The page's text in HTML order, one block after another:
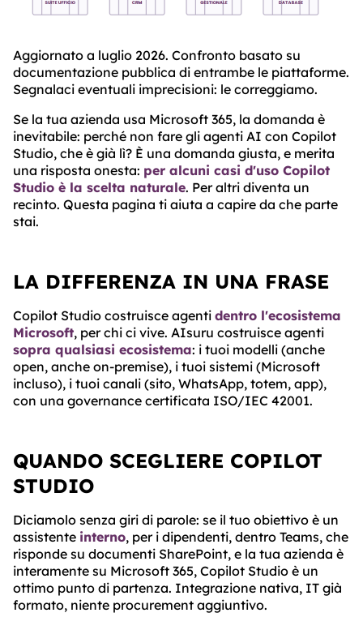
Aggiornato a luglio 2026. Confronto basato su
documentazione pubblica di entrambe le piattaforme.
Segnalaci eventuali imprecisioni: le correggiamo.
Se la tua azienda usa Microsoft 365, la domanda è
inevitabile: perché non fare gli agenti AI con Copilot
Studio, che è già lì? È una domanda giusta, e merita
una risposta onesta: per alcuni casi d'uso Copilot
Studio è la scelta naturale. Per altri diventa un
recinto. Questa pagina ti aiuta a capire da che parte
stai.
LA DIFFERENZA IN UNA FRASE
Copilot Studio costruisce agenti dentro l'ecosistema
Microsoft, per chi ci vive. AIsuru costruisce agenti
sopra qualsiasi ecosistema: i tuoi modelli (anche
open, anche on-premise), i tuoi sistemi (Microsoft
incluso), i tuoi canali (sito, WhatsApp, totem, app),
con una governance certificata ISO/IEC 42001.
QUANDO SCEGLIERE COPILOT
STUDIO
Diciamolo senza giri di parole: se il tuo obiettivo è un
assistente interno, per i dipendenti, dentro Teams, che
risponde su documenti SharePoint, e la tua azienda è
interamente su Microsoft 365, Copilot Studio è un
ottimo punto di partenza. Integrazione nativa, IT già
formato, niente procurement aggiuntivo.